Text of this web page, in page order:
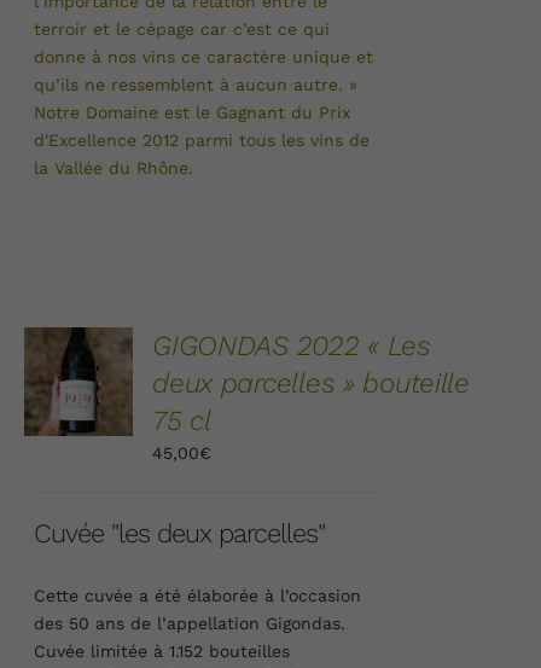
terroir et le cépage car c’est ce qui
donne à nos vins ce caractère unique et
qu’ils ne ressemblent à aucun autre. »
Notre Domaine est le Gagnant du Prix
d'Excellence 2012 parmi tous les vins de
la Vallée du Rhône.
AJOUTER
AU
PANIER
DÉTAILS
GIGONDAS 2022 « Les
deux parcelles » bouteille
75 cl
45,00€
Cuvée "les deux parcelles"
Cette cuvée a été élaborée à l’occasion
des 50 ans de l’appellation Gigondas.
Cuvée limitée à 1.152 bouteilles